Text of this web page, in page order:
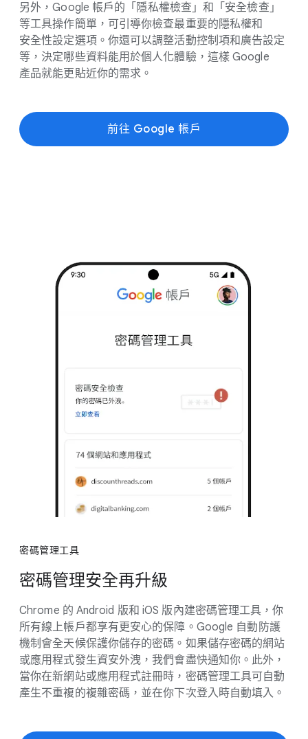
另外，​Google 帳戶​的​「隱私權​檢查」​和​「安全​檢查」​
等​工具​操​作​簡單，​可​引導​你​檢查​最​重要​的​隱私權​和​
安全性​設定​選項。​你​還​可以​調整​活動​控制​項​和​廣告​設定​
等，​決定​哪些​資料​能​用​於​個人​化​體驗，​這樣 Google
產品​就​能​更​貼​近​你​的​需求。
前往 Google 帳戶
密碼​管理​工具
密碼​管理​安全​再​升級
Chrome 的 A​ndroid 版​和 iO​S 版​內​建密​碼​管理​工具，​你​
所有​線​上​帳戶​都​享有​更​安心​的​保障。​Google 自動​防護​
機制會​全​天​候​保護​你​儲存​的​密碼。​如果​儲​存​密碼​的​網站​
或​應用​程式​發生​資安​外洩，​我們​會​盡快​通知你。​此外，​
當你​在​新網站​或​應用​程式​註冊​時，​密碼​管理​工具​可​自動​
產生​不​重複​的​複雜​密碼，​並​在​你​下​次​登入​時​自動​填入。